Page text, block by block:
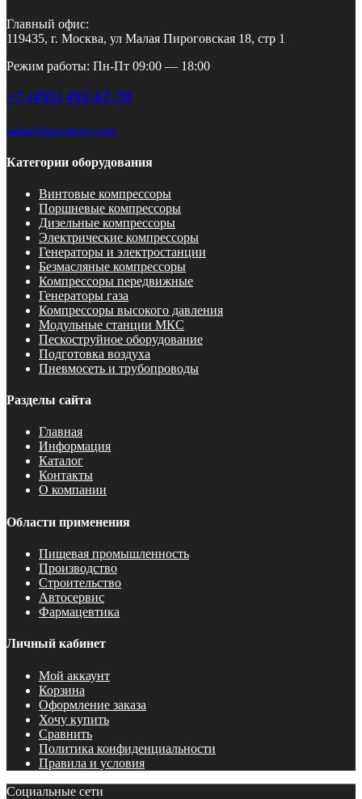
Главный офис:
119435, г. Москва, ул Малая Пироговская 18, стр 1
Режим работы: Пн-Пт 09:00 — 18:00
+7 (495) 492-67-70
zakaz@pnevmotex.com
Категории оборудования
Винтовые компрессоры
Поршневые компрессоры
Дизельные компрессоры
Электрические компрессоры
Генераторы и электростанции
Безмасляные компрессоры
Компрессоры передвижные
Генераторы газа
Компрессоры высокого давления
Модульные станции МКС
Пескоструйное оборудование
Подготовка воздуха
Пневмосеть и трубопроводы
Разделы сайта
Главная
Информация
Каталог
Контакты
О компании
Области применения
Пищевая промышленность
Производство
Строительство
Автосервис
Фармацевтика
Личный кабинет
Мой аккаунт
Корзина
Оформление заказа
Хочу купить
Сравнить
Политика конфиденциальности
Правила и условия
Социальные сети